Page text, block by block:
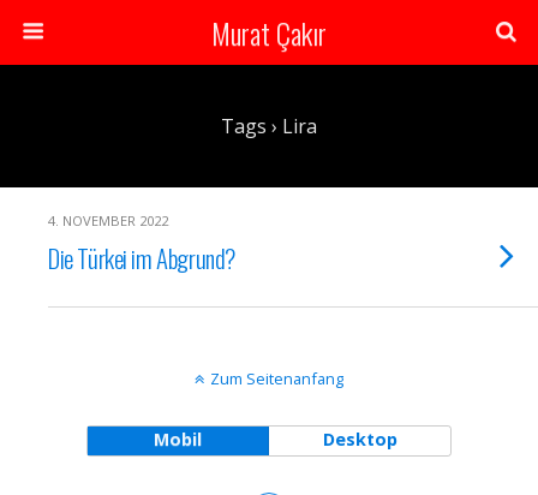
Murat Çakır
Tags › Lira
4. NOVEMBER 2022
Die Türkei im Abgrund?
Zum Seitenanfang
Mobil Desktop